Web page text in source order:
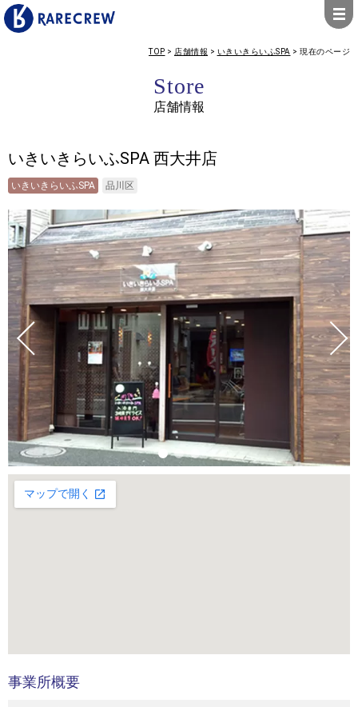
TOP > 店舗情報 > いきいきらいふSPA > 現在のページ
Store
店舗情報
いきいきらいふSPA 西大井店
いきいきらいふSPA 品川区
事業所概要